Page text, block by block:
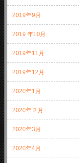
2019年9月
2019 年10月
2019年11月
2019年12月
2020年1月
2020年２月
2020年3月
2020年4月